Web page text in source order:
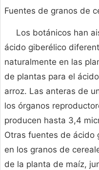
Fuentes de granos de
Los botánicos han
ácido giberélico
naturalmente en las
de plantas para el
arroz. Las anteras de
los órganos
producen hasta 3,4
Otras fuentes de ácido
en los granos de
de la planta de maíz,